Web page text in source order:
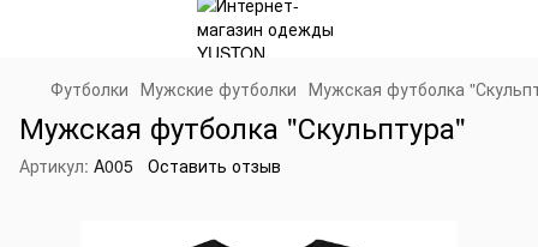
Футболки Мужские футболки Мужская футболка
Мужская футболка "Скульптура"
Артикул: A005 Оставить отзыв